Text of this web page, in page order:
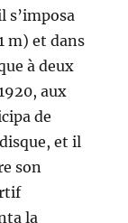
s’imposa
m) et dans
à deux
aux
de
et il
son
la